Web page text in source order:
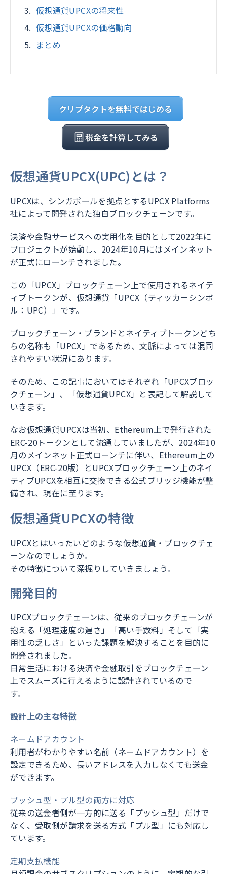
仮想通貨UPCXの将来性
仮想通貨UPCXの価格動向
まとめ
クリプタクトを無料ではじめる
税金を計算してみる
仮想通貨UPCX(UPC)とは？
UPCXは、シンガポールを拠点とするUPCX Platforms
社によって開発された独自ブロックチェーンです。
決済や金融サービスへの実用化を目的として2022年に
プロジェクトが始動し、2024年10月にはメインネット
が正式にローンチされました。
この「UPCX」ブロックチェーン上で使用されるネイテ
ィブトークンが、仮想通貨「UPCX（ティッカーシンボ
ル：UPC）」です。
ブロックチェーン・ブランドとネイティブトークンどち
らの名称も「UPCX」であるため、文脈によっては混同
されやすい状況にあります。
そのため、この記事においてはそれぞれ「UPCXブロッ
クチェーン」、「仮想通貨UPCX」と表記して解説して
いきます。
なお仮想通貨UPCXは当初、Ethereum上で発行された
ERC-20トークンとして流通していましたが、2024年10
月のメインネット正式ローンチに伴い、Ethereum上の
UPCX（ERC-20版）とUPCXブロックチェーン上のネイ
ティブUPCXを相互に交換できる公式ブリッジ機能が整
備され、現在に至ります。
仮想通貨UPCXの特徴
UPCXとはいったいどのような仮想通貨・ブロックチェ
ーンなのでしょうか。
その特徴について深掘りしていきましょう。
開発目的
UPCXブロックチェーンは、従来のブロックチェーンが
抱える「処理速度の遅さ」「高い手数料」そして「実
用性の乏しさ」といった課題を解決することを目的に
開発されました。
日常生活における決済や金融取引をブロックチェーン
上でスムーズに行えるように設計されているので
す。
設計上の主な特徴
ネームドアカウント
利用者がわかりやすい名前（ネームドアカウント）を
設定できるため、長いアドレスを入力しなくても送金
ができます。
プッシュ型・プル型の両方に対応
従来の送金者側が一方的に送る「プッシュ型」だけで
なく、受取側が請求を送る方式「プル型」にも対応し
ています。
定期支払機能